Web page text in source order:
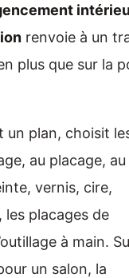
renvoie à un
plus que sur la
un plan, choisit
au placage, au
vernis, cire,
les placages de
à main.
un salon, la